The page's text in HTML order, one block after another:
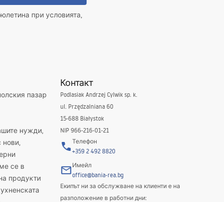
при условията,
пазар
нужди,
нови,
се в
продукти
Контакт
Podlasiak Andrzej Cylwik sp. k.
ul. Przędzalniana 60
15-688 Białystok
NIP 966-216-01-21
Телефон
+359 2 492 8820
Имейл
office@bania-rea.bg
Екипът ни за обслужване на клиенти е на
разположение в работни дни: